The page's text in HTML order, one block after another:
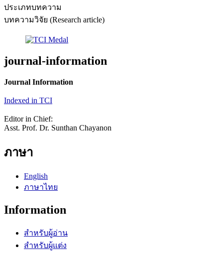
ประเภทบทความ
บทความวิจัย (Research article)
journal-information
Journal Information
Indexed in TCI
Editor in Chief:
Asst. Prof. Dr. Sunthan Chayanon
ภาษา
English
ภาษาไทย
Information
สำหรับผู้อ่าน
สำหรับผู้แต่ง